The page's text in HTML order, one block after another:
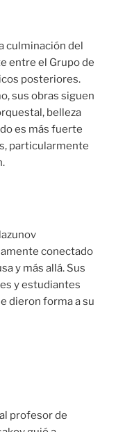
culminación del
entre el Grupo de
posteriores.
sus obras siguen
belleza
es más fuerte
particularmente
conectado
y más allá. Sus
y estudiantes
dieron forma a su
profesor de